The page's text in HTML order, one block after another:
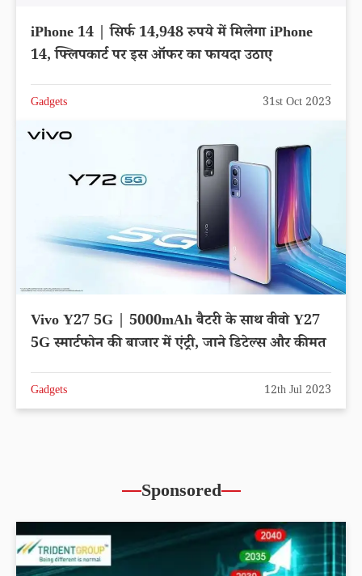
iPhone 14 | सिर्फ 14,948 रुपये में मिलेगा iPhone
14, फ्लिपकार्ट पर इस ऑफर का फायदा उठाए
Gadgets 31st Oct 2023
Vivo Y27 5G | 5000mAh बैटरी के साथ वीवो Y27
5G स्मार्टफोन की बाजार में एंट्री, जाने डिटेल्स और कीमत
Gadgets 12th Jul 2023
Sponsored